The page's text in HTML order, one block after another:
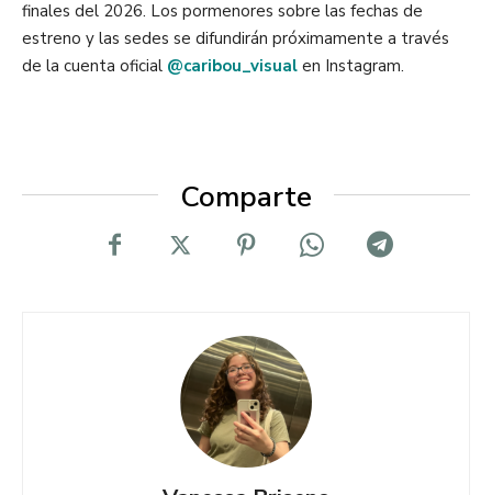
finales del 2026. Los pormenores sobre las fechas de
estreno y las sedes se difundirán próximamente a través
de la cuenta oficial @caribou_visual en Instagram.
Comparte